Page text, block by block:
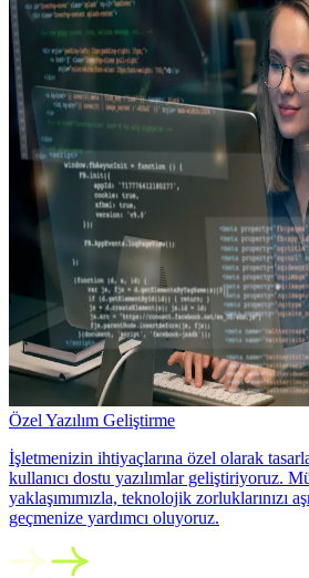
Özel Yazılım Geliştirme
İşletmenizin ihtiyaçlarına özel olarak
kullanıcı dostu yazılımlar geliştiriyoruz.
yaklaşımımızla, teknolojik zorluklarınızı
geçmenize yardımcı oluyoruz.